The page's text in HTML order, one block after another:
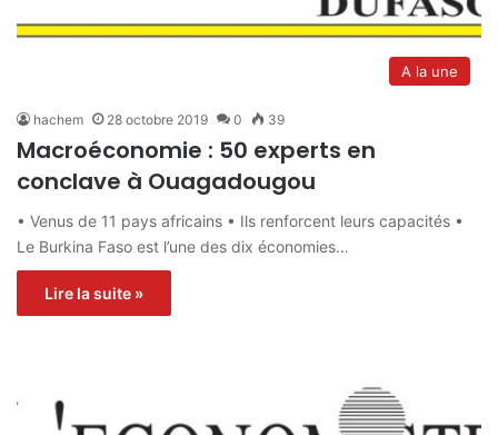
A la une
hachem 28 octobre 2019 0 39
Macroéconomie : 50 experts en
conclave à Ouagadougou
• Venus de 11 pays africains • Ils renforcent leurs capacités •
Le Burkina Faso est l’une des dix économies…
Lire la suite »